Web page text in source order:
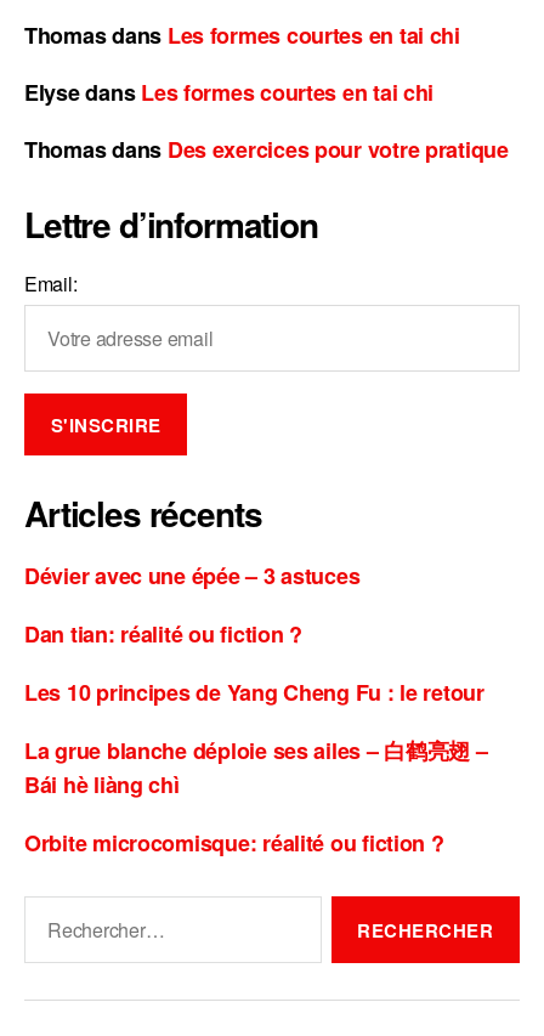
Thomasdans Les formes courtes en tai chi
ElysedansLes formes courtes en tai chi
Thomasdans Des exercices pour votre pratique
Lettre d’information
Email:
Articles récents
Dévier avec une épée – 3 astuces
Dan tian: réalité ou fiction ?
Les 10 principes de Yang Cheng Fu : le retour
La grue blanche déploie ses ailes – 白鹤亮翅 –
Bái hè liàng chì
Orbite microcomisque: réalité ou fiction ?